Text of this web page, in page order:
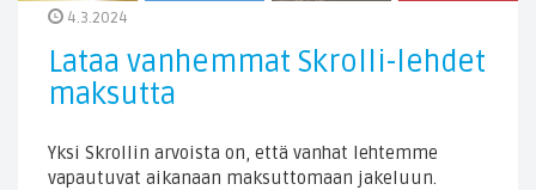
4.3.2024
Lataa vanhemmat Skrolli-lehdet
maksutta
Yksi Skrollin arvoista on, että vanhat lehtemme
vapautuvat aikanaan maksuttomaan jakeluun.